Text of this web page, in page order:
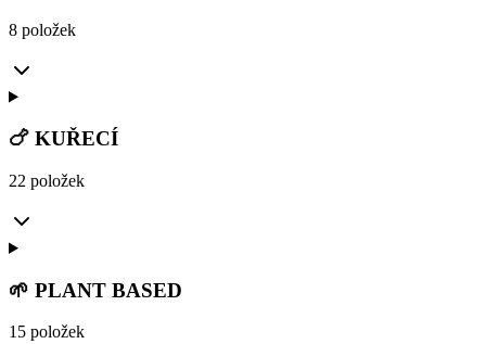
8 položek
🍗 KUŘECÍ
22 položek
🌱 PLANT BASED
15 položek